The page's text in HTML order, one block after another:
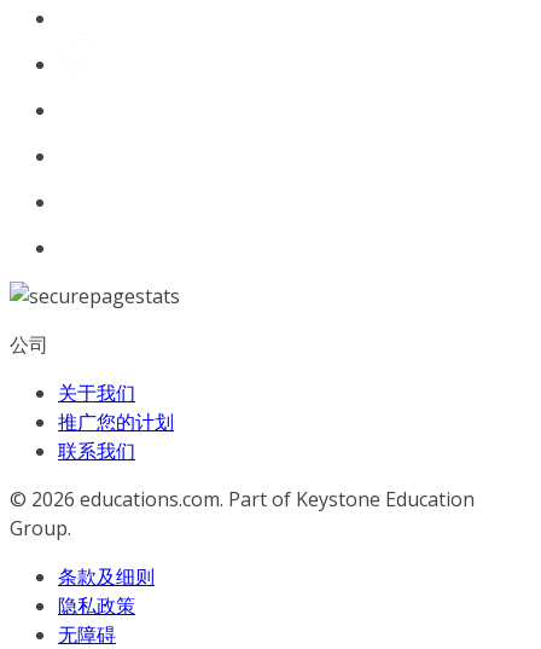
公司
关于我们
推广您的计划
联系我们
© 2026 educations.com. Part of Keystone Education
Group.
条款及细则
隐私政策
无障碍